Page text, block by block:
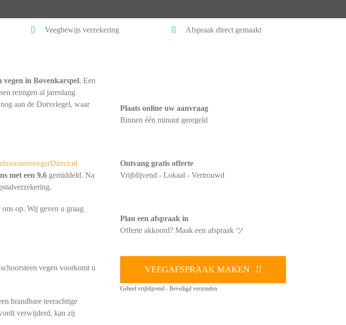
Veegbewijs verzekering Afspraak direct gemaakt
vegen in Bovenkarspel. Een
reinigen al jarenlang
aan de Dorsvlegel, waar
met een 9,6gemiddeld. Na
op. Wij geven u graag
vegen voorkomt u
brandbare teerachtige
verwijderd, kan zij
Plaats online uw aanvraag
Binnen één minuut geregeld
Ontvang gratis offerte
Vrijblijvend - Lokaal - Vertrouwd
Plan een afspraak in
Offerte akkoord? Maak een afspraak ツ
VEEGAFSPRAAK MAKEN
Geheel vrijblijvend - Beveiligd verzonden